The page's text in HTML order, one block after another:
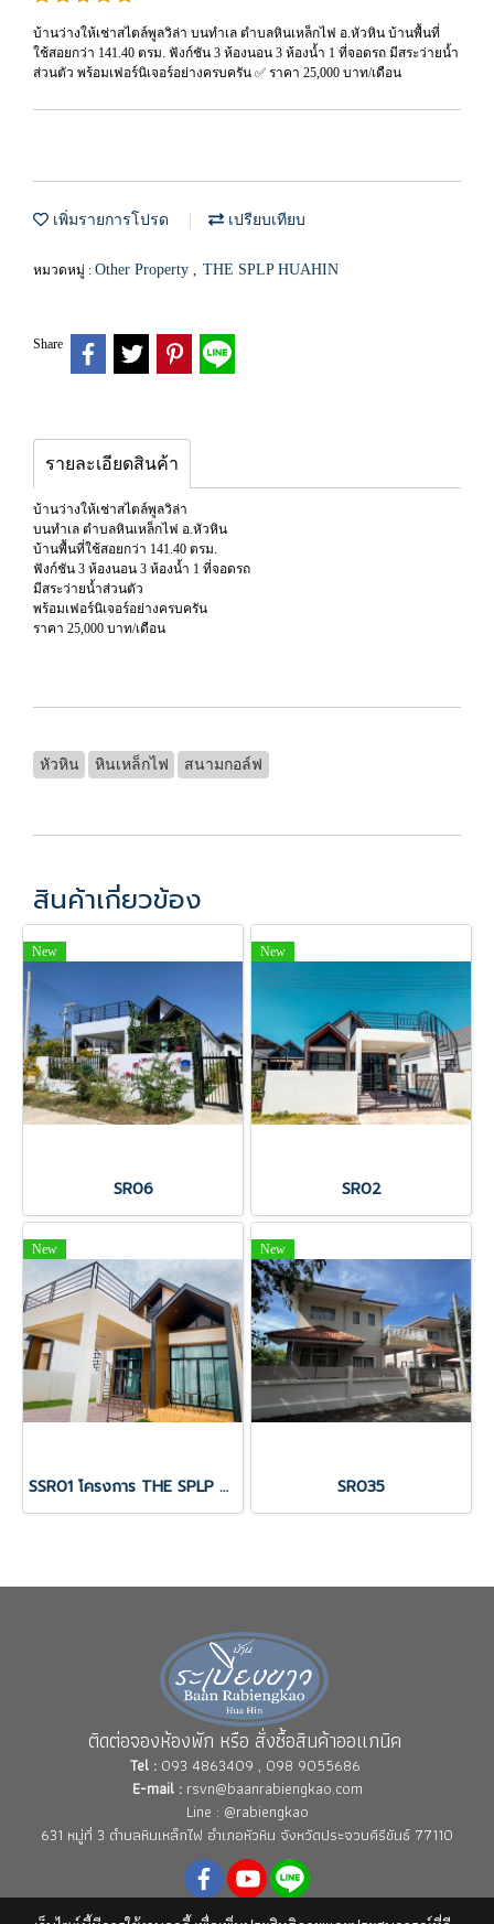
บ้านว่างให้เช่าสไตล์พูลวิล่า บนทำเล ตำบลหินเหล็กไฟ อ.หัวหิน บ้านพื้นที่
ใช้สอยกว่า 141.40 ตรม. ฟังก์ชัน 3 ห้องนอน 3 ห้องน้ำ 1 ที่จอดรถ มีสระว่ายน้ำ
ส่วนตัว พร้อมเฟอร์นิเจอร์อย่างครบครัน ✅ ราคา 25,000 บาท/เดือน
เพิ่มรายการโปรด เปรียบเทียบ
หมวดหมู่ : Other Property , THE SPLP HUAHIN
Share
รายละเอียดสินค้า
บ้านว่างให้เช่าสไตล์พูลวิล่า
บนทำเล ตำบลหินเหล็กไฟ อ.หัวหิน
บ้านพื้นที่ใช้สอยกว่า 141.40 ตรม.
ฟังก์ชัน 3 ห้องนอน 3 ห้องน้ำ 1 ที่จอดรถ
มีสระว่ายน้ำส่วนตัว
พร้อมเฟอร์นิเจอร์อย่างครบครัน
ราคา 25,000 บาท/เดือน
หัวหิน หินเหล็กไฟ สนามกอล์ฟ
สินค้าเกี่ยวข้อง
New
SR06
New
SR02
New
SSR01 โครงการ THE SPLP HUAHIN
New
SR035
ติดต่อจองห้องพัก หรือ สั่งซื้อสินค้าออแกนิค
Tel :093 4863409 , 098 9055686
E-mail :rsvn@baanrabiengkao.com
Line : @rabiengkao
631 หมู่ที่ 3 ตำบลหินเหล็กไฟ อำเภอหัวหิน จังหวัดประจวบคีรีขันธ์ 77110